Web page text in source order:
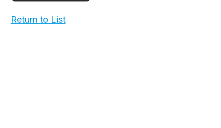
Return to List